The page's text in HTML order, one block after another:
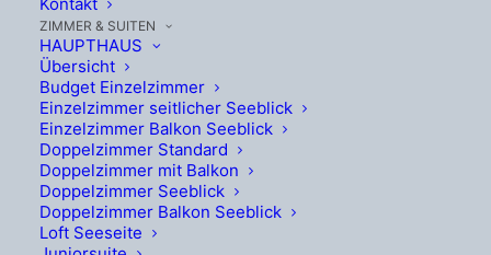
ZIMMER & SUITEN
HAUPTHAUS
Übersicht
Budget Einzelzimmer
Einzelzimmer seitlicher Seeblick
Einzelzimmer Balkon Seeblick
Doppelzimmer Standard
Doppelzimmer mit Balkon
Doppelzimmer Seeblick
Doppelzimmer Balkon Seeblick
Loft Seeseite
Festival 2026
Datum 18.-20.9.2026
Vom 18. bis 20. September 2026 feiert
Velden das Indian Summer Festival mit